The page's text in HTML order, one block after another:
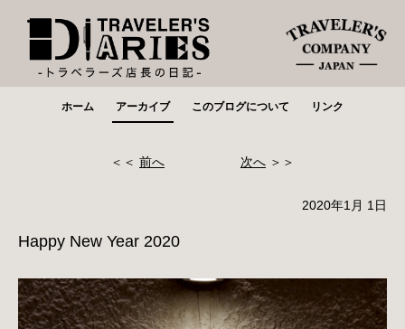
ホーム アーカイブ このブログについて リンク
＜＜ 前へ 次へ ＞＞
2020年1月 1日
Happy New Year 2020